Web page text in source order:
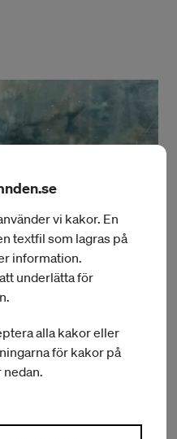
Dan Henriksson Storm/Midjourney
och
Genomförs på
vi kakor. En
textfil som lagras på
information.
underlätta för
alla kakor eller
för kakor på